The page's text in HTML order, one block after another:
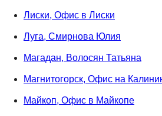
Лиски, Офис в Лиски
Луга, Смирнова Юлия
Магадан, Волосян Татьяна
Магнитогорск, Офис на
Майкоп, Офис в Майкопе